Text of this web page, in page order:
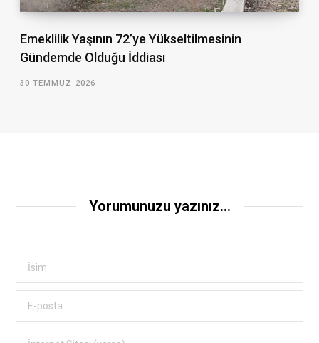
Emeklilik Yaşının 72’ye Yükseltilmesinin
Gündemde Olduğu İddiası
30 TEMMUZ 2026
Yorumunuzu yazınız...